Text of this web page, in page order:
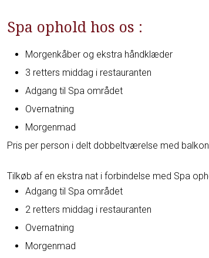
Spa ophold hos os :
Morgenkåber og ekstra håndklæder
3 retters middag i restauranten
Adgang til Spa området
Overnatning
Morgenmad
​Pris per person i delt dobbeltværelse med balkon
Tilkøb af en ekstra nat i forbindelse med Spa
Adgang til Spa området
2 retters middag i restauranten
Overnatning
Morgenmad